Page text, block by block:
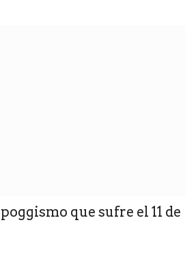
que sufre el 11 de